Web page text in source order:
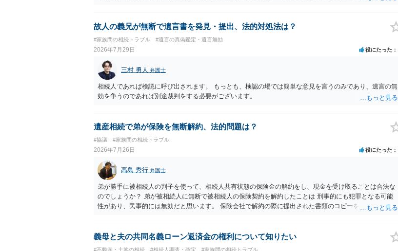
りますが、 ・伯母様自身が分割協議に加わっていること ・御祖母様の意に反する遺産分割協議を行う実
益が誰にあったかの立証が困難であること からすると、実際に遺産分割協議の効力が否定される可能性は
故人の義兄が無断で遺言書を発見・提出、法的対処法は？
#家族間の相続トラブル #遺言の真偽鑑定・遺言無効
2026年7月29日 役にたった
三村 勇人 弁護士
相続人であれば検認に呼び出されます。 もっとも、検認の場では簡単な意見を言うのみであり、遺言の無
効を争うのであれば別途裁判をする必要がございます。
遺産相続で弟が保険を無断解約、法的問題は？
#協議 #家族間の相続トラブル
2026年7月26日 役にたった
高島 秀行 弁護士
弟が勝手に被相続人の判子を使って、相続人共有状態の保険金の解約をし、現金を受け取ることは合法な
のでしょうか？ 弟が被相続人に無断で被相続人の保険契約を解約したことは 刑事的にも犯罪となる可能
性があり、民事的には無効だと思います。 保険会社で解約の際に提出された書類のコピーを取得して、弁
義母と夫の共同名義ローン返済金の権利について知りたい
#不動産・土地の相続 #相続人調査・確定 #家族間の相続トラブル